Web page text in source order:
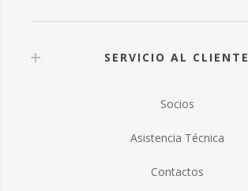
SERVICIO AL CLIENTE
Socios
Asistencia Técnica
Contactos